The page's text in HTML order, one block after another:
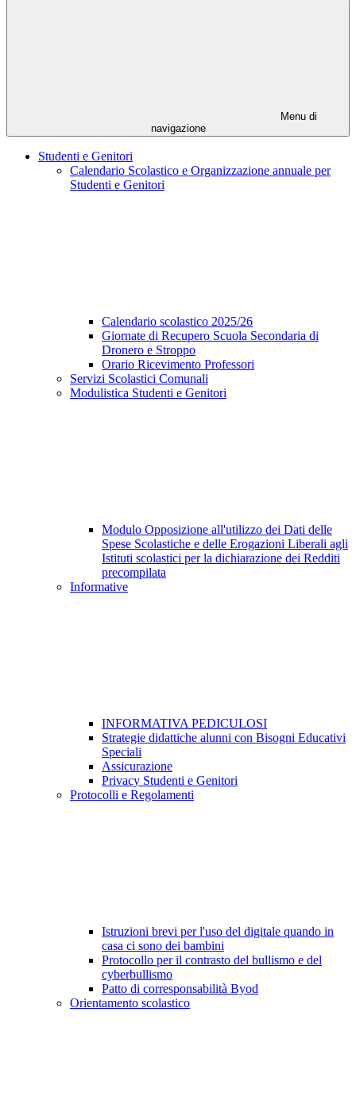
Menu di
navigazione
Studenti e Genitori
Calendario Scolastico e Organizzazione annuale per
Studenti e Genitori
Calendario scolastico 2025/26
Giornate di Recupero Scuola Secondaria di
Dronero e Stroppo
Orario Ricevimento Professori
Servizi Scolastici Comunali
Modulistica Studenti e Genitori
Modulo Opposizione all'utilizzo dei Dati delle
Spese Scolastiche e delle Erogazioni Liberali agli
Istituti scolastici per la dichiarazione dei Redditi
precompilata
Informative
INFORMATIVA PEDICULOSI
Strategie didattiche alunni con Bisogni Educativi
Speciali
Assicurazione
Privacy Studenti e Genitori
Protocolli e Regolamenti
Istruzioni brevi per l'uso del digitale quando in
casa ci sono dei bambini
Protocollo per il contrasto del bullismo e del
cyberbullismo
Patto di corresponsabilità Byod
Orientamento scolastico